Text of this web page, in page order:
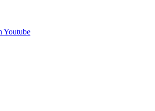
Youtube